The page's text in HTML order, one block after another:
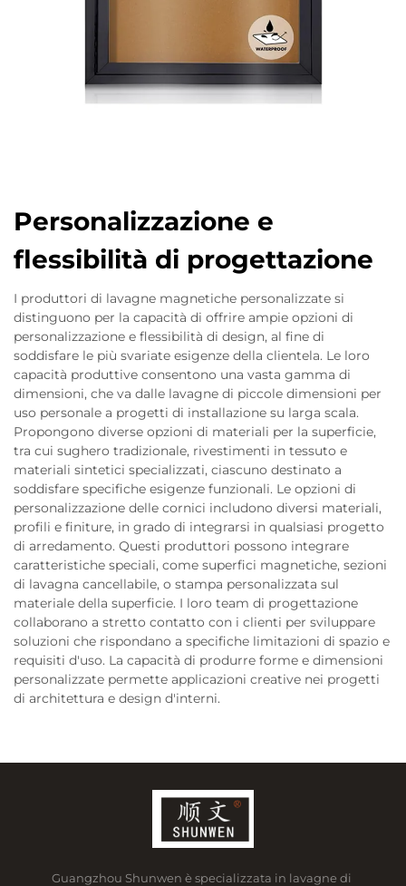
Personalizzazione e
flessibilità di progettazione
I produttori di lavagne magnetiche personalizzate si
distinguono per la capacità di offrire ampie opzioni di
personalizzazione e flessibilità di design, al fine di
soddisfare le più svariate esigenze della clientela. Le loro
capacità produttive consentono una vasta gamma di
dimensioni, che va dalle lavagne di piccole dimensioni per
uso personale a progetti di installazione su larga scala.
Propongono diverse opzioni di materiali per la superficie,
tra cui sughero tradizionale, rivestimenti in tessuto e
materiali sintetici specializzati, ciascuno destinato a
soddisfare specifiche esigenze funzionali. Le opzioni di
personalizzazione delle cornici includono diversi materiali,
profili e finiture, in grado di integrarsi in qualsiasi progetto
di arredamento. Questi produttori possono integrare
caratteristiche speciali, come superfici magnetiche, sezioni
di lavagna cancellabile, o stampa personalizzata sul
materiale della superficie. I loro team di progettazione
collaborano a stretto contatto con i clienti per sviluppare
soluzioni che rispondano a specifiche limitazioni di spazio e
requisiti d'uso. La capacità di produrre forme e dimensioni
personalizzate permette applicazioni creative nei progetti
di architettura e design d'interni.
Guangzhou Shunwen è specializzata in lavagne di